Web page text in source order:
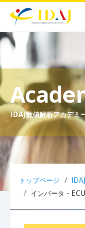
IDAJ数値解析アカデミ
トップページ
インバータ・